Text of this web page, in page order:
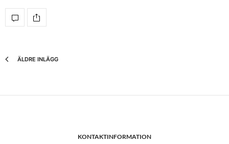
ÄLDRE INLÄGG
KONTAKTINFORMATION